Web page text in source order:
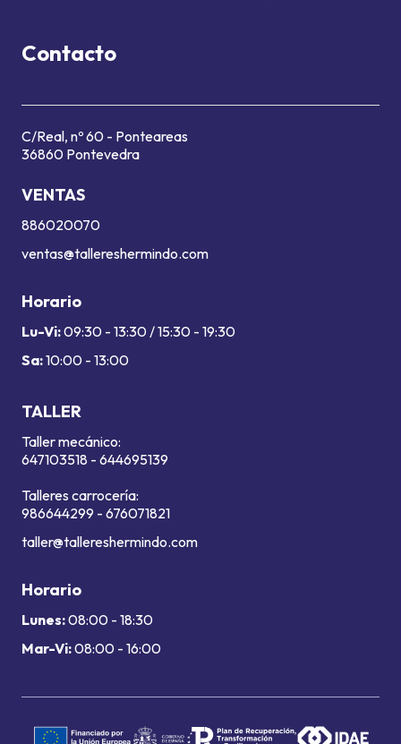
Contacto
C/Real, nº 60 - Ponteareas
36860 Pontevedra
VENTAS
886020070
ventas@tallereshermindo.com
Horario
Lu-Vi:09:30 - 13:30 / 15:30 - 19:30
Sa:10:00 - 13:00
TALLER
Taller mecánico:
647103518 - 644695139
Talleres carrocería:
986644299 - 676071821
taller@tallereshermindo.com
Horario
Lunes:08:00 - 18:30
Mar-Vi:08:00 - 16:00